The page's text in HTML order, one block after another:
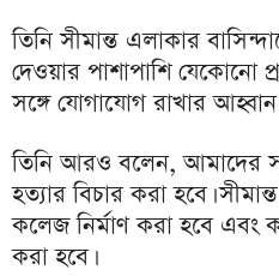
তিনি সীমান্ত এলাকার
দেওয়ার পাশাপাশি যেকোনো
সঙ্গে যোগাযোগ রাখার আহ্বান
তিনি আরও বলেন, আমাদের
হত্যার বিচার করা হবে।
কলেজ নির্মাণ করা হবে এবং
করা হবে।